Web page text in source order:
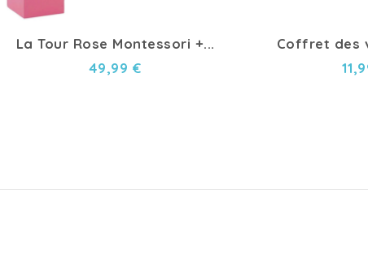
La Tour Rose Montessori +...
49,99 €
Coffret des